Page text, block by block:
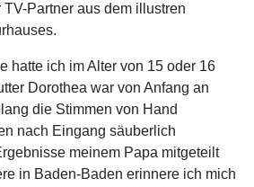
Partner aus dem illustren
hatte ich im Alter von 15 oder 16
Dorothea war von Anfang an
die Stimmen von Hand
nach Eingang säuberlich
meinem Papa mitgeteilt
in Baden-Baden erinnere ich mich